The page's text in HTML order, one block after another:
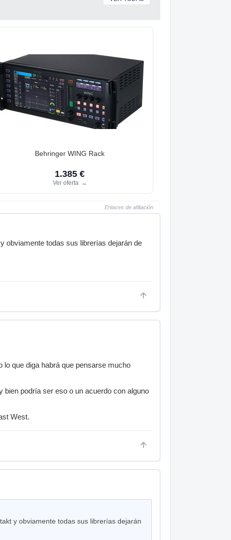
Behringer WING Rack
1.385 €
Ver oferta →
Enlaces de afiliación
obviamente todas sus librerías dejarán de
lo que diga habrá que pensarse mucho
bien podría ser eso o un acuerdo con alguno
West.
y obviamente todas sus librerías dejarán